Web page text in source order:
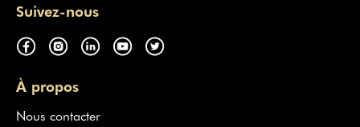
Suivez-nous
À propos
Nous contacter